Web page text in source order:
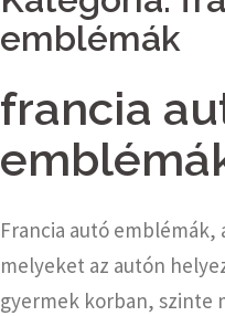
emblémák
francia
Francia autó
melyeket az autón
gyermek korban, szinte